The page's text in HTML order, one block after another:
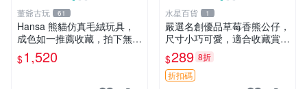
董爺古玩 61
Hansa 熊貓仿真毛絨玩具，
成色如一推薦收藏，拍下無疑
心 熊貓 毛絨玩具 收藏
$1,520
水星百貨 1
嚴選名創優品草莓香熊公仔，
尺寸小巧可愛，適合收藏賞玩
30cm 玩具 公仔 草莓熊
$289 8折
折扣碼